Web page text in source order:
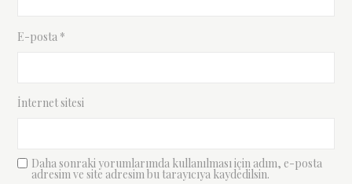
E-posta *
İnternet sitesi
Daha sonraki yorumlarımda kullanılması için adım, e-posta
adresim ve site adresim bu tarayıcıya kaydedilsin.